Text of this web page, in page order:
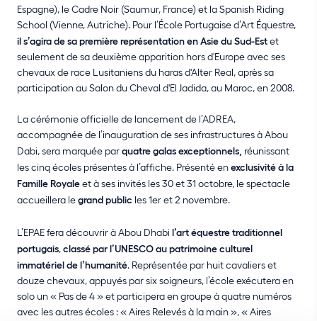
Espagne), le Cadre Noir (Saumur, France) et la Spanish Riding
School (Vienne, Autriche). Pour l’École Portugaise d’Art Équestre,
il s’agira de sa première représentation en Asie du Sud-Estet
seulement de sa deuxième apparition hors d'Europe avec ses
chevaux de race Lusitaniens du haras d'Alter Real, après sa
participation au Salon du Cheval d'El Jadida, au Maroc, en 2008.
La cérémonie officielle de lancement de l’ADREA,
accompagnée de l’inauguration de ses infrastructures à Abou
Dabi, sera marquée parquatre galas exceptionnels réunissant
les cinq écoles présentes à l’affiche. Présenté enexclusivité à la
Famille Royaleet à ses invités les 30 et 31 octobre, le spectacle
accueillera legrand public les 1er et 2 novembre.
L’EPAE fera découvrir à Abou Dhabi l’art équestre traditionnel
portugais,classé par l’UNESCO au patrimoine culturel
immatériel de l’humanité. Représentée par huit cavaliers et
douze chevaux, appuyés par six soigneurs, l’école exécutera en
solo un « Pas de 4 » et participera en groupe à quatre numéros
avec les autres écoles : « Aires Relevés à la main », « Aires